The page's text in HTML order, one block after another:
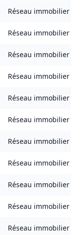
Réseau immobilier
Réseau immobilier
Réseau immobilier
Réseau immobilier
Réseau immobilier
Réseau immobilier
Réseau immobilier
Réseau immobilier
Réseau immobilier
Réseau immobilier
Réseau immobilier